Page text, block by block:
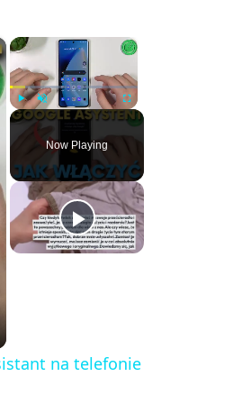
×
P
y
U
u
t
e
F
l
s
c
r
Now Playing
na telefonie